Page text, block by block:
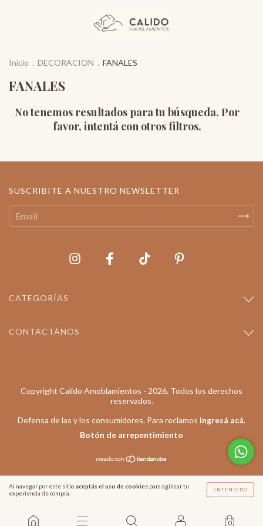
Al navegar por este sitio aceptás el uso de cookies para agilizar tu
experiencia de compra.
ENTENDIDO
0
Inicio . DECORACION . FANALES
FANALES
No tenemos resultados para tu búsqueda. Por
favor, intentá con otros filtros.
SUSCRIBITE A NUESTRO NEWSLETTER
CATEGORÍAS
CONTACTÁNOS
Copyright Calido Amoblamientos - 2026. Todos los derechos
reservados.
Defensa de las y los consumidores. Para reclamos ingresá acá.
Botón de arrepentimiento